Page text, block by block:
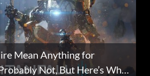
Mean Anything for
Not, But Here’s Why